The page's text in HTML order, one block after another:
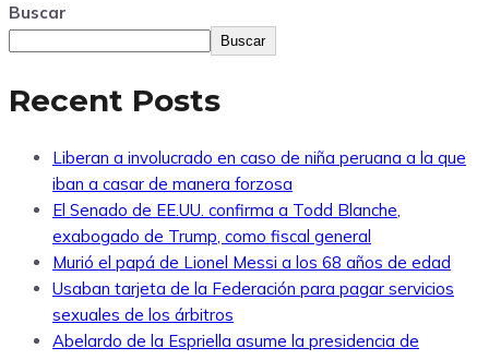
Buscar
Buscar
Recent Posts
Liberan a involucrado en caso de niña peruana a la que
iban a casar de manera forzosa
El Senado de EE.UU. confirma a Todd Blanche,
exabogado de Trump, como fiscal general
Murió el papá de Lionel Messi a los 68 años de edad
Usaban tarjeta de la Federación para pagar servicios
sexuales de los árbitros
Abelardo de la Espriella asume la presidencia de